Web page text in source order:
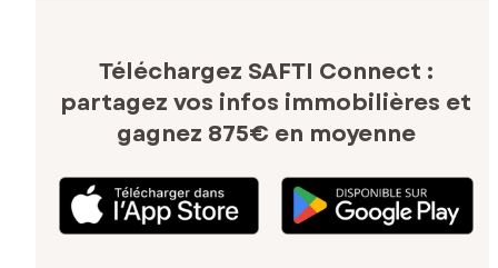
Téléchargez SAFTI Connect :
partagez vos infos immobilières et
gagnez 875€ en moyenne